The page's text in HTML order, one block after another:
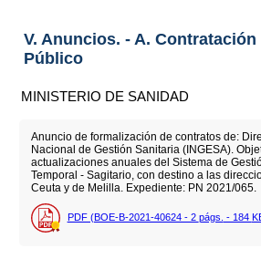
V. Anuncios. - A.
Público
MINISTERIO DE SANIDAD
Anuncio de formalización de contratos de:
Nacional de Gestión Sanitaria (INGESA).
actualizaciones anuales del Sistema de
Temporal - Sagitario, con destino a las
Ceuta y de Melilla. Expediente: PN 2021/065.
PDF (BOE-B-2021-40624 - 2 págs. - 184